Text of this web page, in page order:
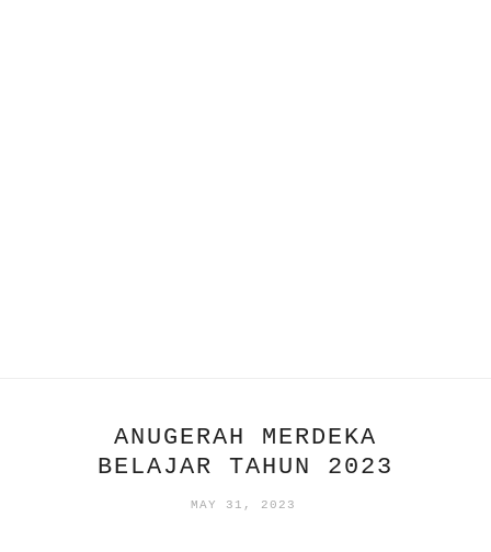
ANUGERAH MERDEKA
BELAJAR TAHUN 2023
MAY 31, 2023